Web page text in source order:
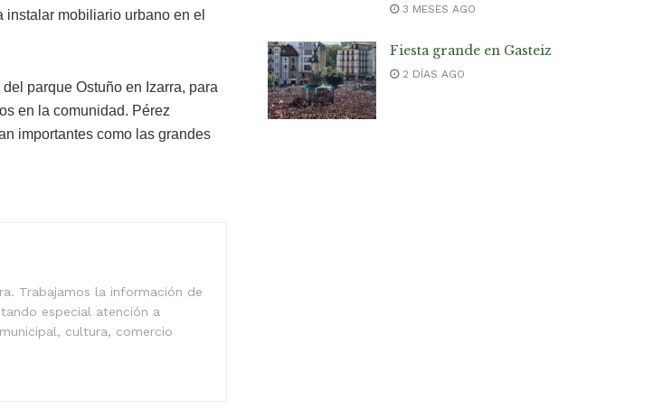
instalar mobiliario urbano en el
parque Ostuño en Izarra, para
en la comunidad. Pérez
importantes como las grandes
Trabajamos la información de
especial atención a
cultura, comercio
3 MESES AGO
Fiesta grande en Gasteiz
2 DÍAS AGO